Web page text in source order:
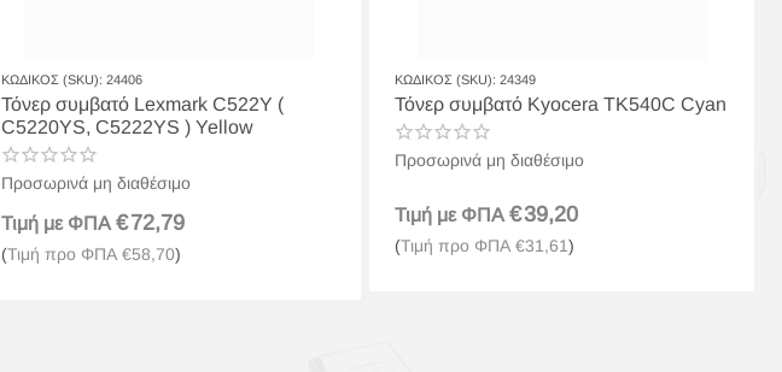
ΚΩΔΙΚΟΣ (SKU): 24406
Τόνερ συμβατό Lexmark C522Y (
C5220YS, C5222YS ) Yellow
Προσωρινά μη διαθέσιμο
Τιμή με ΦΠΑ €72,79
(Τιμή προ ΦΠΑ €58,70)
ΚΩΔΙΚΟΣ (SKU): 24349
Τόνερ συμβατό Kyocera TK540C Cyan
Προσωρινά μη διαθέσιμο
Τιμή με ΦΠΑ €39,20
(Τιμή προ ΦΠΑ €31,61)